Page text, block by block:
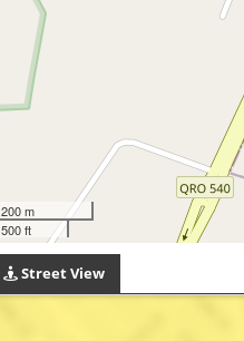
200 m
500 ft
Street View